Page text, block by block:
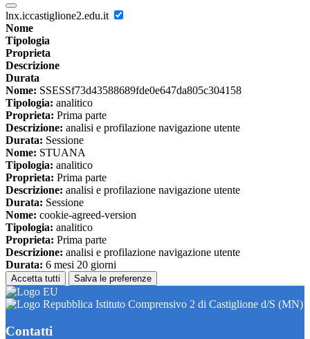
lnx.iccastiglione2.edu.it
Nome
Tipologia
Proprieta
Descrizione
Durata
Nome: SSESSf73d43588689fde0e647da805c304158
Tipologia: analitico
Proprieta: Prima parte
Descrizione: analisi e profilazione navigazione utente
Durata: Sessione
Nome: STUANA
Tipologia: analitico
Proprieta: Prima parte
Descrizione: analisi e profilazione navigazione utente
Durata: Sessione
Nome: cookie-agreed-version
Tipologia: analitico
Proprieta: Prima parte
Descrizione: analisi e profilazione navigazione utente
Durata: 6 mesi 20 giorni
Accetta tutti Salva le preferenze
Istituto Comprensivo 2 di Castiglione d/S (MN)
Contatti